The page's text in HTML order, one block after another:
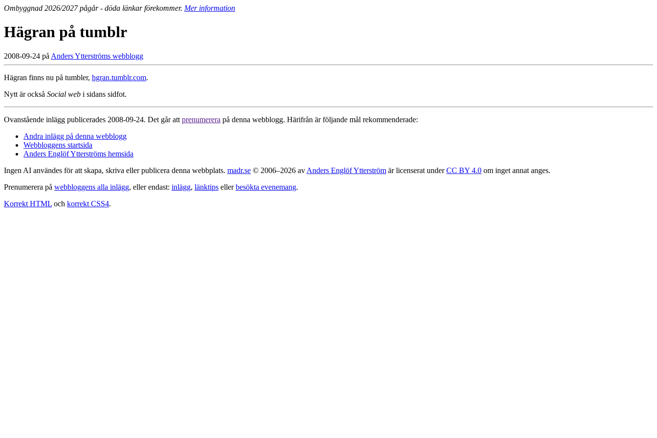
Ombyggnad 2026/2027 pågår - döda länkar förekommer. Mer information
Hägran på tumblr
2008-09-24 på Anders Ytterströms webblogg
Hägran finns nu på tumbler, hgran.tumblr.com.
Nytt är också Social web i sidans sidfot.
Ovanstående inlägg publicerades 2008-09-24. Det går att prenumerera på denna webblogg. Härifrån är följande mål rekommenderade:
Andra inlägg på denna webblogg
Webbloggens startsida
Anders Englöf Ytterströms hemsida
Ingen AI användes för att skapa, skriva eller publicera denna webbplats. madr.se © 2006–2026 av Anders Englöf Ytterström är licenserat underCC BY 4.0 om inget annat anges.
Prenumerera på webbloggens alla inlägg, eller endast: inlägg, länktips ellerbesökta evenemang.
Korrekt HTML och korrekt CSS4.